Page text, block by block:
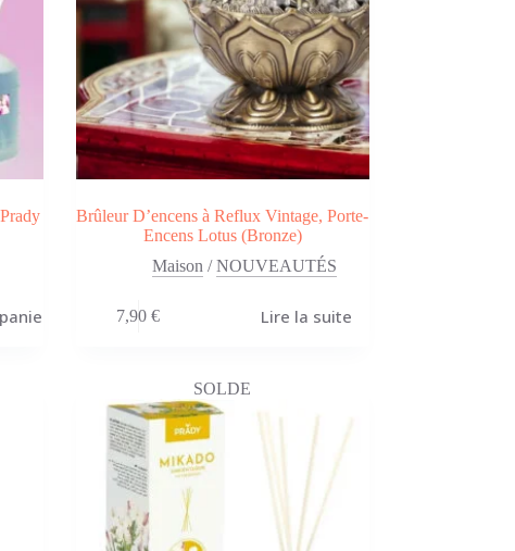
Brûleur D’encens à Reflux Vintage, Porte-
Encens Lotus (Bronze)
Maison /NOUVEAUTÉS
7,90€ Lire la suite
SOLDE